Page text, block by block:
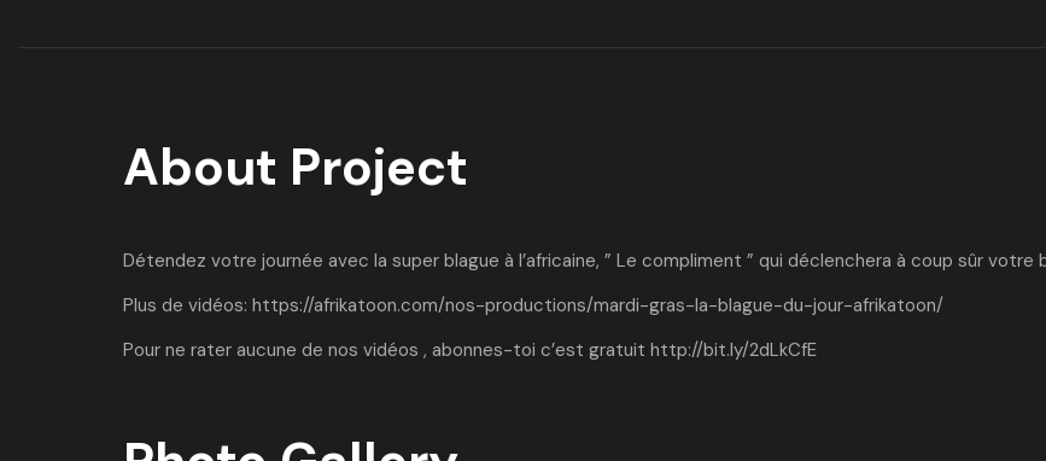
About Project
Détendez votre journée avec la super blague à l’africaine, ” Le compliment ” qui déclenchera à coup sûr votre
Plus de vidéos: https://afrikatoon.com/nos-productions/mardi-gras-la-blague-du-jour-afrikatoon/
Pour ne rater aucune de nos vidéos , abonnes-toi c’est gratuit http://bit.ly/2dLkCfE